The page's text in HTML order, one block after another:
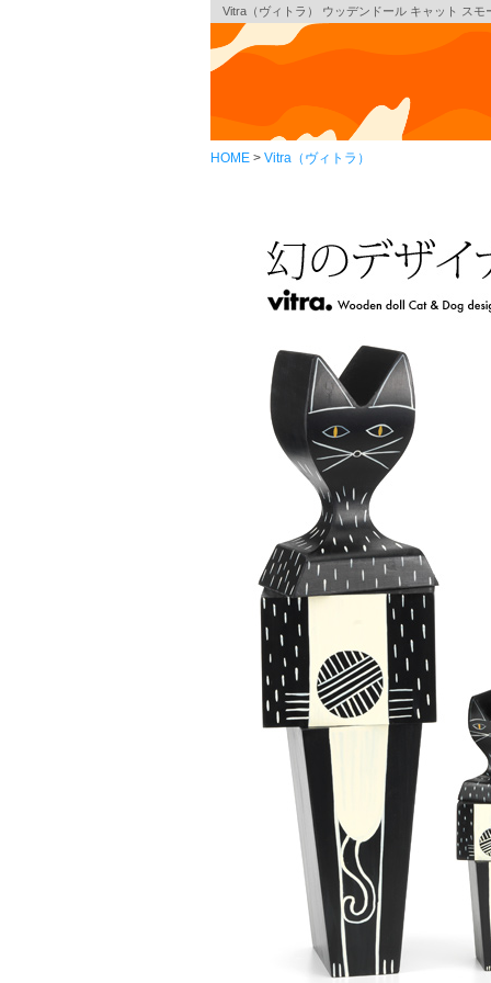
Vitra（ヴィトラ） ウッデンドール キャット スモ
HOME Vitra（ヴィトラ）